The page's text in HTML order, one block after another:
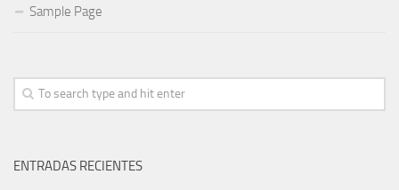
Sample Page
ENTRADAS RECIENTES